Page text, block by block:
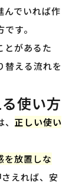
んでいれば作
す。
とがあるた
替える流れを
使い方
正しい使い
を放置しな
えれば、安